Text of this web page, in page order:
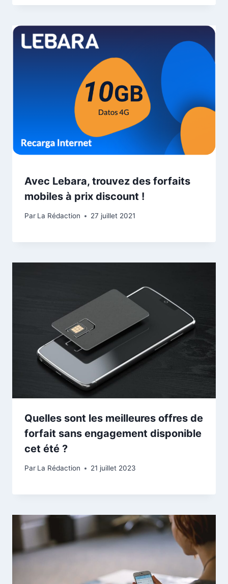
Avec Lebara, trouvez des forfaits
mobiles à prix discount !
Par La Rédaction 27 juillet 2021
Quelles sont les meilleures offres de
forfait sans engagement disponible
cet été ?
Par La Rédaction 21 juillet 2023